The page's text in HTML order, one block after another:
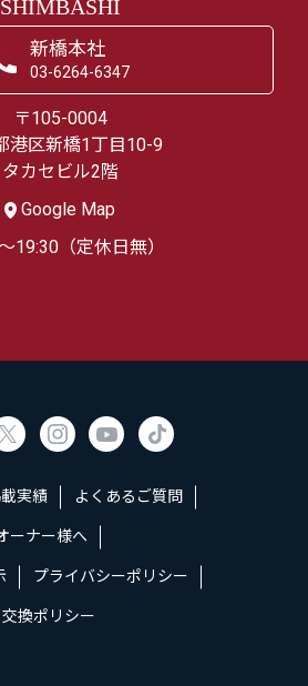
SHIMBASHI
新橋本社
03-6264-6347
〒105-0004
港区新橋1丁目10-9
タカセビル2階
Google Map
19:30（定休日無）
実績 よくあるご質問
ーナー様へ
プライバシーポリシー
換ポリシー